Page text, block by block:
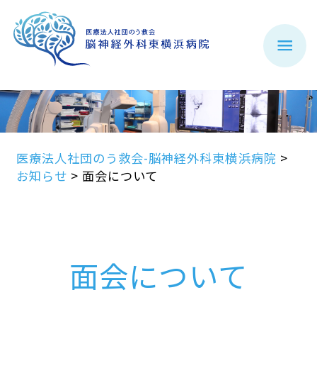
医療法人社団のう救会-脳神経外科東横浜病院 >
お知らせ > 面会について
面会について